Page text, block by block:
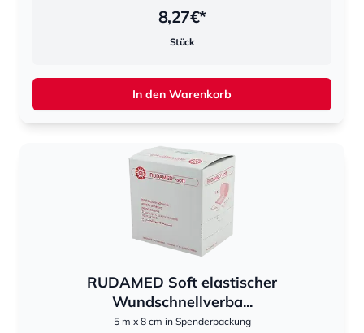
8,27€*
Stück
In den Warenkorb
RUDAMED Soft elastischer
Wundschnellverba...
5 m x 8 cm in Spenderpackung